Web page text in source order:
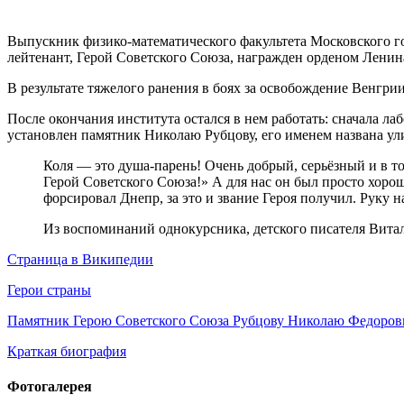
Выпускник физико-математического факультета
лейтенант, Герой Советского Союза, награжден орденом
В результате тяжелого ранения в боях за освобождение
После окончания института остался в нем работать: сначала
установлен памятник Николаю Рубцову, его именем названа
Коля — это душа-парень! Очень добрый, серьёзный и в
Герой Советского Союза!» А для нас он был просто
форсировал Днепр, за это и звание Героя получил.
Из воспоминаний однокурсника, детского писателя
Страница в Википедии
Герои страны
Памятник Герою Советского Союза Рубцову Николаю
Краткая биография
Фотогалерея